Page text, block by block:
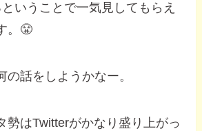
いうことで一気見してもらえ
。😤
の話をしようかなー。
勢はTwitterがかなり盛り上がっ